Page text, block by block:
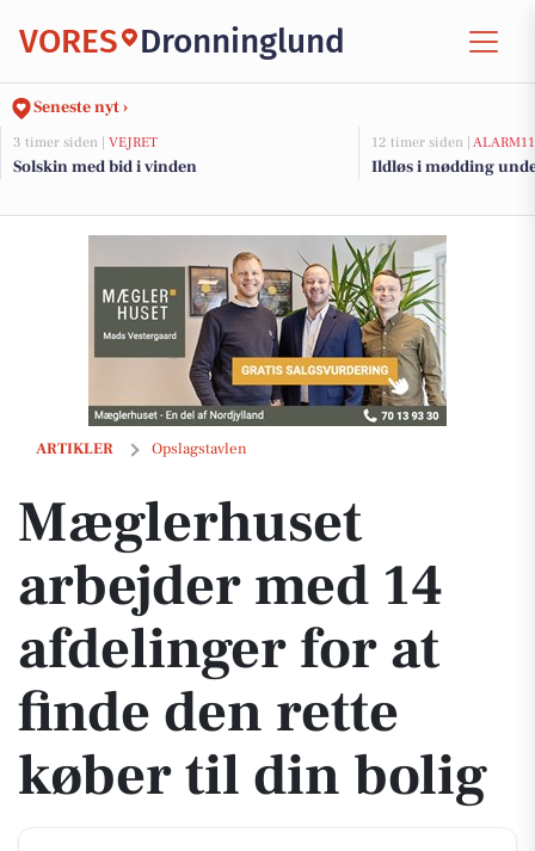
VORES Dronninglund
Seneste nyt ›
3 timer siden | VEJRET
Solskin med bid i vinden
12 timer siden |
Ildløs i mødding
ARTIKLER Opslagstavlen
Mæglerhuset arbejder med 14 afdelinger for at finde den rette
Mæglerhuset
arbejder med 14
afdelinger for at
finde den rette
køber til din bolig